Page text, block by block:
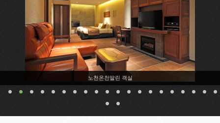
노천온천딸린 객실